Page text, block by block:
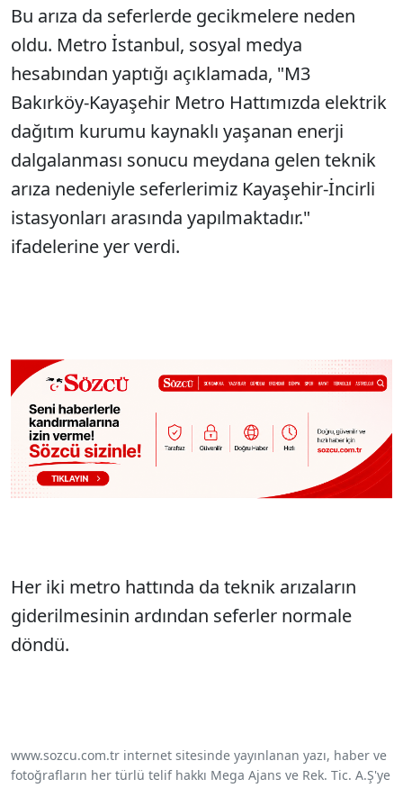
Bu arıza da seferlerde gecikmelere neden
oldu. Metro İstanbul, sosyal medya
hesabından yaptığı açıklamada, "M3
Bakırköy-Kayaşehir Metro Hattımızda elektrik
dağıtım kurumu kaynaklı yaşanan enerji
dalgalanması sonucu meydana gelen teknik
arıza nedeniyle seferlerimiz Kayaşehir-İncirli
istasyonları arasında yapılmaktadır."
ifadelerine yer verdi.
Her iki metro hattında da teknik arızaların
giderilmesinin ardından seferler normale
döndü.
www.sozcu.com.tr internet sitesinde yayınlanan yazı, haber ve
fotoğrafların her türlü telif hakkı Mega Ajans ve Rek. Tic. A.Ş'ye